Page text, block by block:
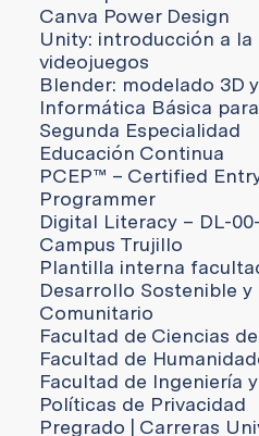
Canva Power Design
Unity: introducción a
videojuegos
Blender: modelado 3D
Informática Básica
Segunda Especialidad
Educación Continua
PCEP™ – Certified
Programmer
Digital Literacy – DL-00-
Campus Trujillo
Plantilla interna
Desarrollo Sostenible y
Comunitario
Facultad de Ciencias
Facultad de
Facultad de Ingeniería
Políticas de Privacidad
Pregrado | Carreras